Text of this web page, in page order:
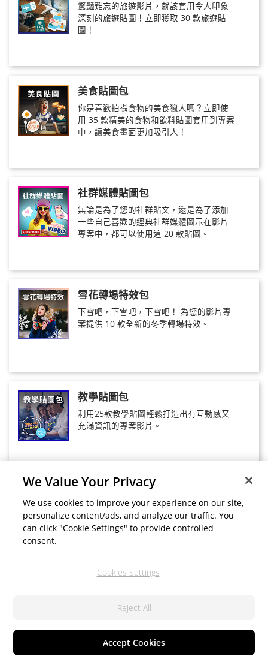
驚豔難忘的旅遊影片，就該套用令人印象
深刻的旅遊貼圖！立即獲取 30 款旅遊貼
圖！
美食貼圖包
你是喜歡拍攝食物的美食獵人嗎？立即使
用 35 款精美的食物和飲料貼圖套用到專案
中，讓美食畫面更加吸引人！
社群媒體貼圖包
無論是為了您的社群貼文，還是為了添加
一些自己喜歡的經典社群媒體圖示在影片
專案中，都可以使用這 20 款貼圖。
雪花轉場特效包
下雪吧，下雪吧，下雪吧！ 為您的影片專
案提供 10 款全新的冬季轉場特效。
教學貼圖包
利用25款教學貼圖輕鬆打造出有互動感又
充滿資訊的專案影片。
手寫貼圖包
利用 30 款精美的手寫貼圖為你的影片營造
出獨特的精品氛圍。
為專案影片添加活力。
We Value Your Privacy
We use cookies to improve your experience on our site,
personalize content/ads, and analyze our traffic. You
can click "Cookie Settings" to provide controlled
consent.
Cookies Settings
Reject All
Accept Cookies